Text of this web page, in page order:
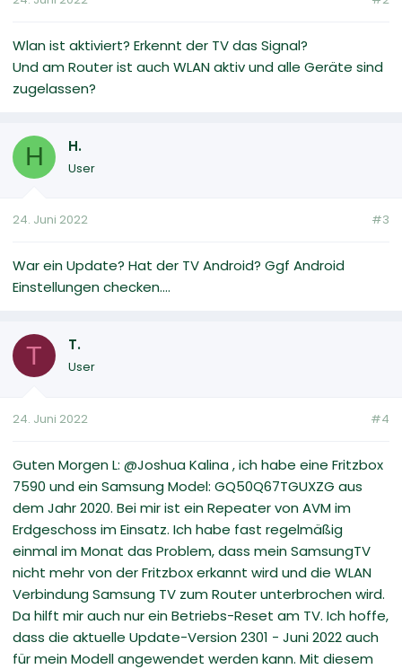
Wlan ist aktiviert? Erkennt der TV das Signal?
Und am Router ist auch WLAN aktiv und alle Geräte sind
zugelassen?
H H.
User
24. Juni 2022 #3
War ein Update? Hat der TV Android? Ggf Android
Einstellungen checken....
T T.
User
24. Juni 2022 #4
Guten Morgen L: @Joshua Kalina , ich habe eine Fritzbox
7590 und ein Samsung Model: GQ50Q67TGUXZG aus
dem Jahr 2020. Bei mir ist ein Repeater von AVM im
Erdgeschoss im Einsatz. Ich habe fast regelmäßig
einmal im Monat das Problem, dass mein SamsungTV
nicht mehr von der Fritzbox erkannt wird und die WLAN
Verbindung Samsung TV zum Router unterbrochen wird.
Da hilft mir auch nur ein Betriebs-Reset am TV. Ich hoffe,
dass die aktuelle Update-Version 2301 - Juni 2022 auch
für mein Modell angewendet werden kann. Mit diesem